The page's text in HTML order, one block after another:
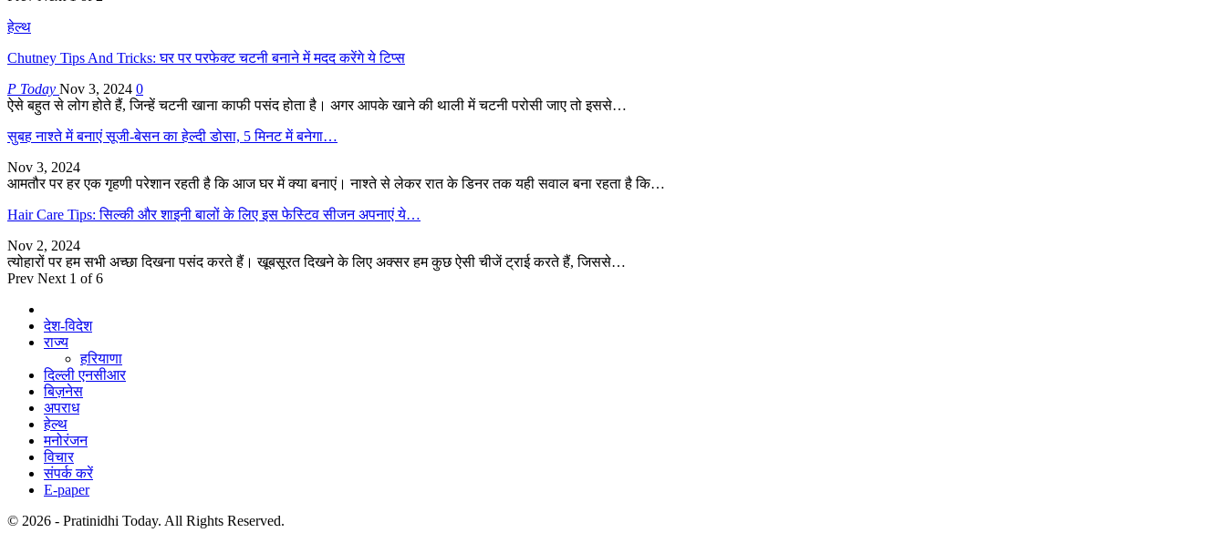
हेल्थ
Chutney Tips And Tricks: घर पर परफेक्ट चटनी बनाने में मदद करेंगे ये टिप्स
P Today Nov 3, 2024 0
ऐसे बहुत से लोग होते हैं, जिन्हें चटनी खाना काफी पसंद होता है। अगर आपके खाने की थाली में चटनी परोसी जाए तो इससे…
सुबह नाश्ते में बनाएं सूजी-बेसन का हेल्दी डोसा, 5 मिनट में बनेगा…
Nov 3, 2024
आमतौर पर हर एक गृहणी परेशान रहती है कि आज घर में क्या बनाएं। नाश्ते से लेकर रात के डिनर तक यही सवाल बना रहता है कि…
Hair Care Tips: सिल्की और शाइनी बालों के लिए इस फेस्टिव सीजन अपनाएं ये…
Nov 2, 2024
त्योहारों पर हम सभी अच्छा दिखना पसंद करते हैं। खूबसूरत दिखने के लिए अक्सर हम कुछ ऐसी चीजें ट्राई करते हैं, जिससे…
Prev Next 1 of 6
देश-विदेश
राज्य
हरियाणा
दिल्ली एनसीआर
बिज़नेस
अपराध
हेल्थ
मनोरंजन
विचार
संपर्क करें
E-paper
© 2026 - Pratinidhi Today. All Rights Reserved.